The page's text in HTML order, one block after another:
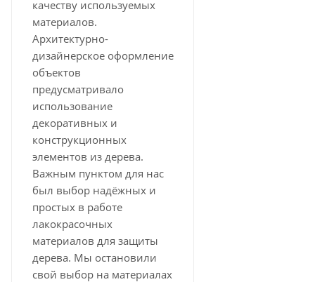
качеству используемых
материалов.
Архитектурно-
дизайнерское оформление
объектов
предусматривало
использование
декоративных и
конструкционных
элементов из дерева.
Важным пунктом для нас
был выбор надёжных и
простых в работе
лакокрасочных
материалов для защиты
дерева. Мы остановили
свой выбор на материалах